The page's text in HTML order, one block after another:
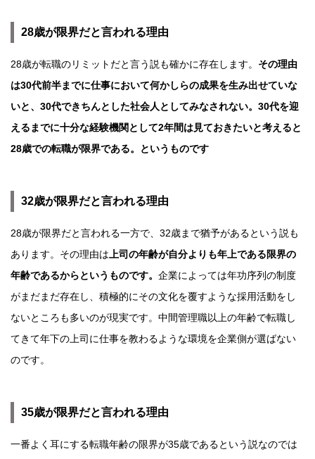
28歳が限界だと言われる理由
28歳が転職のリミットだと言う説も確かに存在します。 その理由
は30代前半までに仕事において何かしらの成果を生み出せていな
いと、30代できちんとした社会人としてみなされない。30代を迎
えるまでに十分な経験機関として2年間は見ておきたいと考えると
28歳での転職が限界である。というものです
32歳が限界だと言われる理由
28歳が限界だと言われる一方で、32歳まで猶予があるという説も
あります。その理由は 上司の年齢が自分よりも年上である限界の
年齢であるからというものです。 企業によっては年功序列の制度
がまだまだ存在し、積極的にその文化を覆すような採用活動をし
ないところも多いのが現実です。中間管理職以上の年齢で転職し
てきて年下の上司に仕事を教わるような環境を企業側が選ばない
のです。
35歳が限界だと言われる理由
一番よく耳にする転職年齢の限界が35歳であるという説なのでは